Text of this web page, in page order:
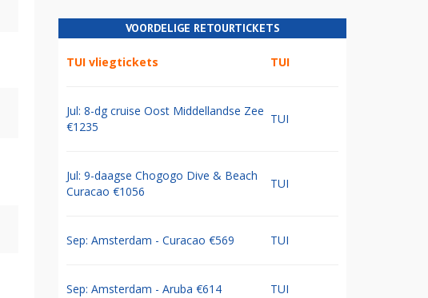
VOORDELIGE RETOURTICKETS
TUI vliegtickets TUI
Jul: 8-dg cruise Oost Middellandse Zee
€1235
TUI
Jul: 9-daagse Chogogo Dive & Beach
Curacao €1056
TUI
Sep: Amsterdam - Curacao €569 TUI
Sep: Amsterdam - Aruba €614 TUI